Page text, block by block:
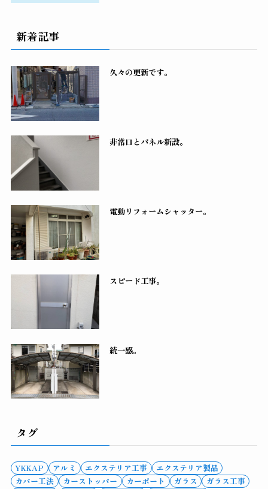
新着記事
久々の更新です。
非常口とパネル新設。
電動リフォームシャッター。
スピード工事。
統一感。
タグ
YKKAP アルミ エクステリア工事
エクステリア製品
カバー工法
カーストッパー カーポート ガラス
ガラス工事